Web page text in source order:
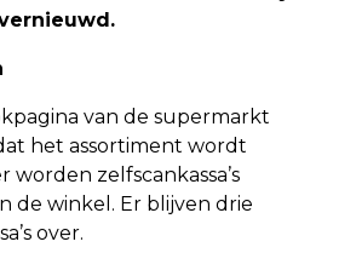
van de supermarkt
het assortiment wordt
worden zelfscankassa’s
de winkel. Er blijven drie
over.